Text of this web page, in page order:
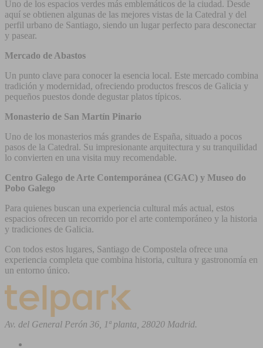
Uno de los espacios verdes más emblemáticos de la ciudad. Desde
aquí se obtienen algunas de las mejores vistas de la Catedral y del
perfil urbano de Santiago, siendo un lugar perfecto para desconectar
y pasear.
Mercado de Abastos
Un punto clave para conocer la esencia local. Este mercado combina
tradición y modernidad, ofreciendo productos frescos de Galicia y
pequeños puestos donde degustar platos típicos.
Monasterio de San Martín Pinario
Uno de los monasterios más grandes de España, situado a pocos
pasos de la Catedral. Su impresionante arquitectura y su tranquilidad
lo convierten en una visita muy recomendable.
Centro Galego de Arte Contemporánea (CGAC) y Museo do
Pobo Galego
Para quienes buscan una experiencia cultural más actual, estos
espacios ofrecen un recorrido por el arte contemporáneo y la historia
y tradiciones de Galicia.
Con todos estos lugares, Santiago de Compostela ofrece una
experiencia completa que combina historia, cultura y gastronomía en
un entorno único.
Av. del General Perón 36, 1ª planta, 28020 Madrid.